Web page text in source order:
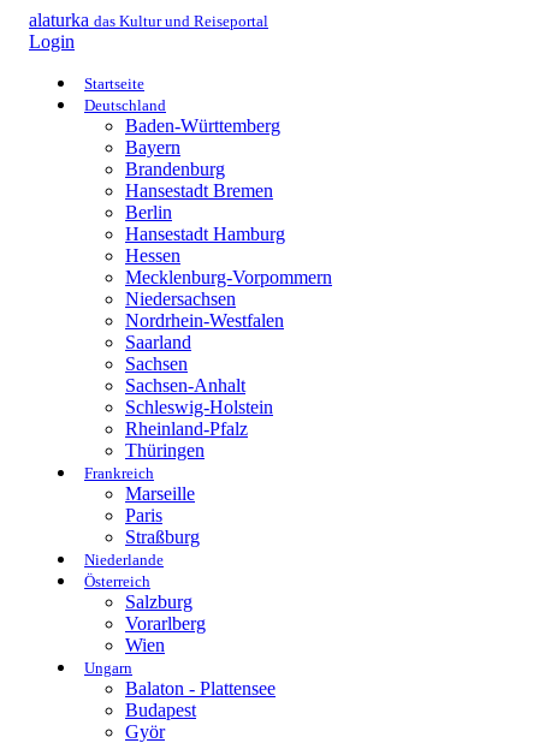
alaturka das Kultur und Reiseportal
Login
Startseite
Deutschland
Baden-Württemberg
Bayern
Brandenburg
Hansestadt Bremen
Berlin
Hansestadt Hamburg
Hessen
Mecklenburg-Vorpommern
Niedersachsen
Nordrhein-Westfalen
Saarland
Sachsen
Sachsen-Anhalt
Schleswig-Holstein
Rheinland-Pfalz
Thüringen
Frankreich
Marseille
Paris
Straßburg
Niederlande
Österreich
Salzburg
Vorarlberg
Wien
Ungarn
Balaton - Plattensee
Budapest
Györ